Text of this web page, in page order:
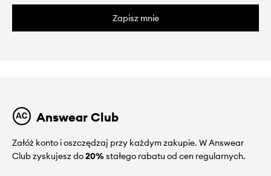
Zapisz mnie
Answear Club
Załóż konto i oszczędzaj przy każdym zakupie. W Answear
Club zyskujesz do20%stałego rabatu od cen regularnych.